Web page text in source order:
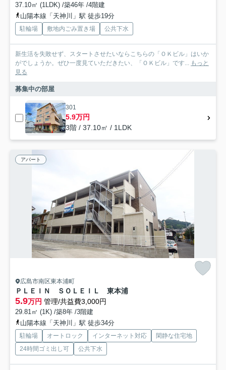
37.10㎡ (1LDK) /築46年 /4階建
山陽本線「天神川」駅 徒歩19分
駐輪場 敷地内ごみ置き場 公共下水
新生活を失敗せず、スタートさせたいならこちらの「ＯＫビル」はいか
がでしょうか。ぜひ一度見ていただきたい、「ＯＫビル」です... もっと
見る
募集中の部屋
301
5.9万円
3階 / 37.10㎡ / 1LDK
アパート
広島市南区東本浦町
ＰＬＥＩＮ ＳＯＬＥＩＬ 東本浦
5.9万円 管理/共益費3,000円
29.81㎡ (1K) /築8年 /3階建
山陽本線「天神川」駅 徒歩34分
駐輪場 オートロック インターネット対応
閑静な住宅地
24時間ゴミ出し可
公共下水